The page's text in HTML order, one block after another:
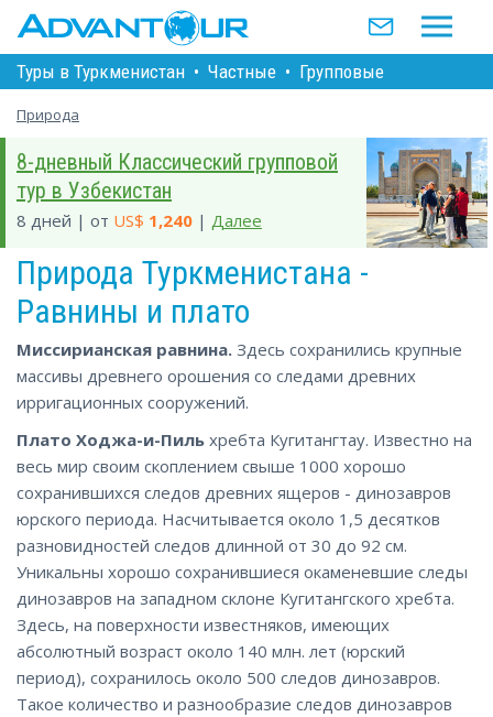
Туры в Туркменистан • Частные • Групповые
Природа
8-дневный Классический групповой
тур в Узбекистан
8 дней | от US$ 1,240 | Далее
Природа Туркменистана -
Равнины и плато
Миссирианская равнина. Здесь сохранились крупные
массивы древнего орошения со следами древних
ирригационных сооружений.
Плато Ходжа-и-Пиль хребта Кугитангтау. Известно на
весь мир своим скоплением свыше 1000 хорошо
сохранившихся следов древних ящеров - динозавров
юрского периода. Насчитывается около 1,5 десятков
разновидностей следов длинной от 30 до 92 см.
Уникальны хорошо сохранившиеся окаменевшие следы
динозавров на западном склоне Кугитангского хребта.
Здесь, на поверхности известняков, имеющих
абсолютный возраст около 140 млн. лет (юрский
период), сохранилось около 500 следов динозавров.
Такое количество и разнообразие следов динозавров